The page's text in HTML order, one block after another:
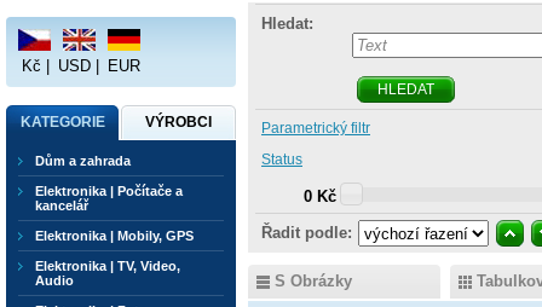
Hledat:
HLEDAT
Parametrický filtr
Status
0 Kč
Řadit podle:
S Obrázky
Kč USD EUR
KATEGORIE VÝROBCI
Dům a zahrada
Elektronika | Počítače a
kancelář
Elektronika | Mobily, GPS
Elektronika | TV, Video,
Audio